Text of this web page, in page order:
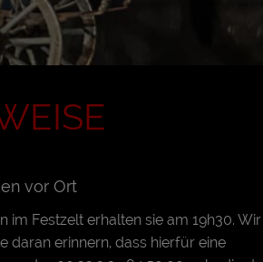
vor Ort
im Festzelt erhalten sie am 19h30. Wir
daran erinnern, dass hierfür eine